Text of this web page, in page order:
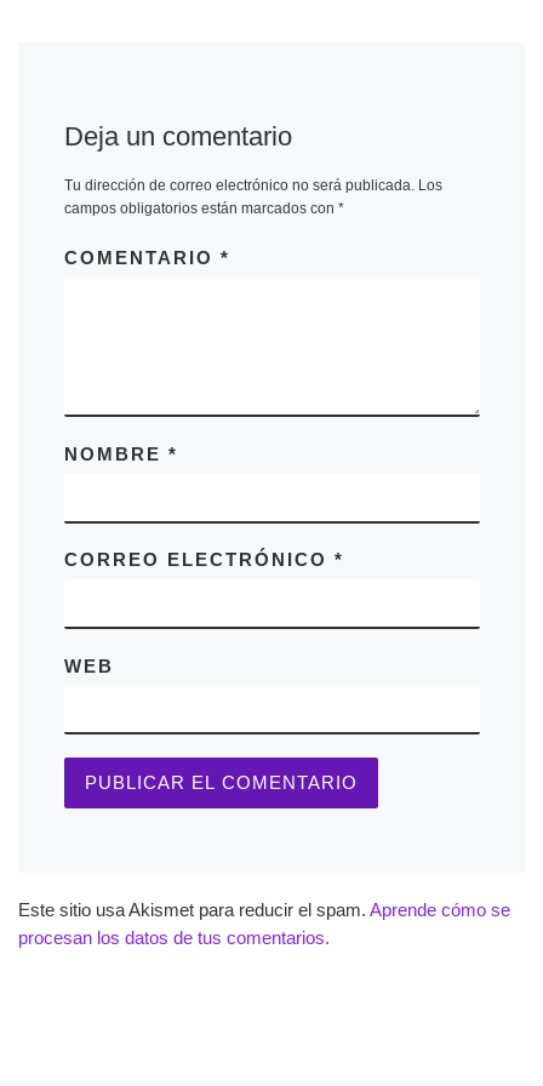
Deja un comentario
Tu dirección de correo electrónico no será publicada. Los
campos obligatorios están marcados con *
COMENTARIO *
NOMBRE *
CORREO ELECTRÓNICO *
WEB
Este sitio usa Akismet para reducir el spam. Aprende cómo se
procesan los datos de tus comentarios.